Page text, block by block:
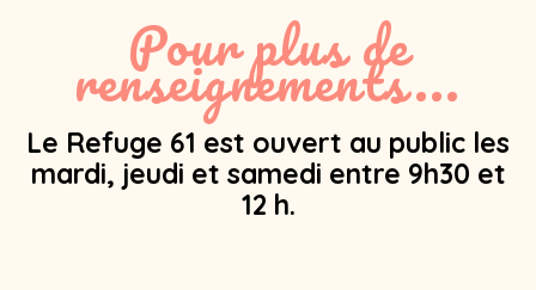
Pour plus de
renseignements...
Le Refuge 61 est ouvert au public les
mardi, jeudi et samedi entre 9h30 et
12 h.